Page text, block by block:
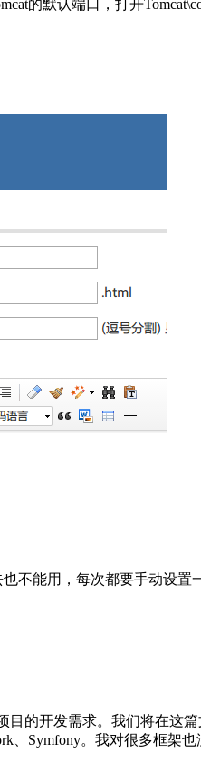
的默认端口，打开
不能用，每次都要手动设
开发需求。我们将在这
Symfony。我对很多框架